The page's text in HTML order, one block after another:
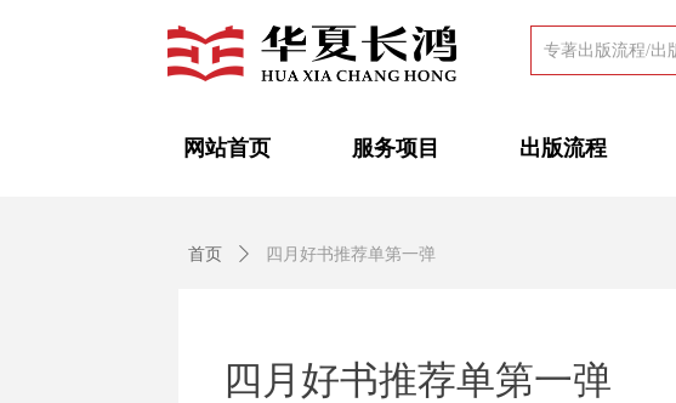
网站首页 服务项目 出版流程
四月好书推荐单第一弹
首页 ꄲ 四月好书推荐单第一弹